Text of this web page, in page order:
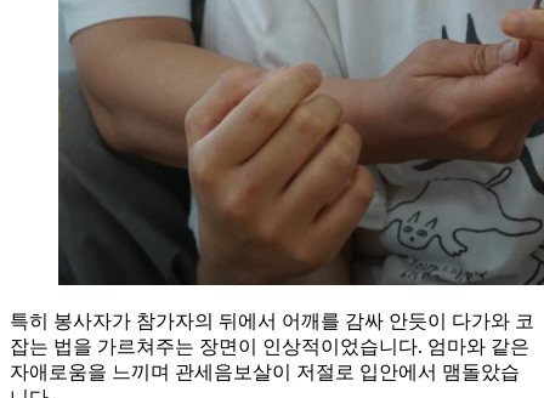
특히 봉사자가 참가자의 뒤에서 어깨를 감싸 안듯이 다가와 코
잡는 법을 가르쳐주는 장면이 인상적이었습니다. 엄마와 같은
자애로움을 느끼며 관세음보살이 저절로 입안에서 맴돌았습